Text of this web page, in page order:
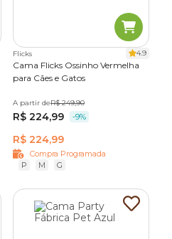
Flicks 4.9
Cama Flicks Ossinho Vermelha
para Cães e Gatos
A partir deR$ 249,90
R$ 224,99 -9%
R$ 224,99
Compra Programada
P
M G